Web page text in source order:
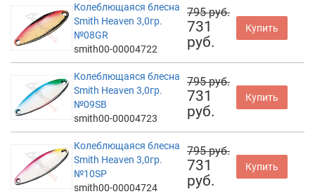
Колеблющаяся блесна
Smith Heaven 3,0гр.
№08GR
smith00-00004722
795 руб.
731
руб.
Купить
Колеблющаяся блесна
Smith Heaven 3,0гр.
№09SB
smith00-00004723
795 руб.
731
руб.
Купить
Колеблющаяся блесна
Smith Heaven 3,0гр.
№10SP
smith00-00004724
795 руб.
731
руб.
Купить